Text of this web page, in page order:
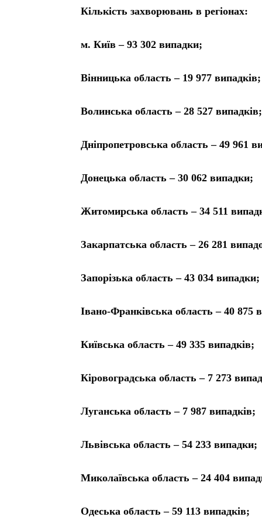
Кількість захворювань в регіонах:
м. Київ – 93 302 випадки;
Вінницька область – 19 977 випадків;
Волинська область – 28 527 випадків;
Дніпропетровська область – 49 961
Донецька область – 30 062 випадки;
Житомирська область – 34 511
Закарпатська область – 26 281
Запорізька область – 43 034 випадки;
Івано-Франківська область – 40 875
Київська область – 49 335 випадків;
Кіровоградська область – 7 273
Луганська область – 7 987 випадків;
Львівська область – 54 233 випадки;
Миколаївська область – 24 404
Одеська область – 59 113 випадків;